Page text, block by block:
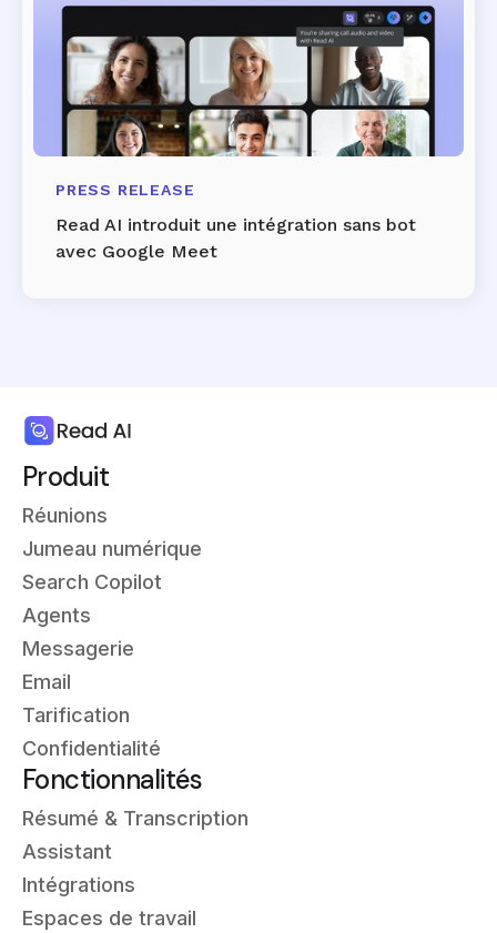
PRESS RELEASE
Read AI introduit une intégration sans bot
avec Google Meet
Produit
Réunions
Jumeau numérique
Search Copilot
Agents
Messagerie
Email
Tarification
Confidentialité
Fonctionnalités
Résumé & Transcription
Assistant
Intégrations
Espaces de travail